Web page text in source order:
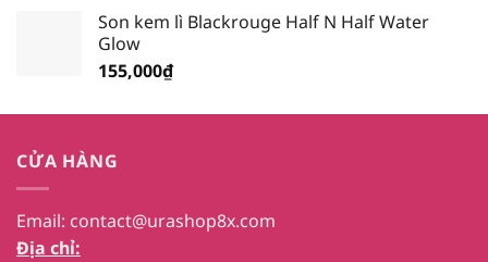
Son kem lì Blackrouge Half N Half Water
Glow
155,000₫
CỬA HÀNG
Email: contact@urashop8x.com
Địa chỉ: